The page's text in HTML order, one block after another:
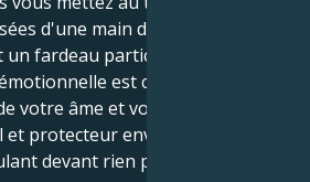
d'une main de fer, ce qui
fardeau particulier. Votre
est contrebalancé
votre âme et vous êtes
protecteur envers ceux que
devant rien pour les